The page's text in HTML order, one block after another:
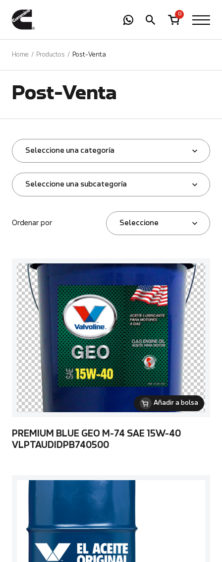
0
Home Productos Post-Venta
Post-Venta
Seleccione una categoría
Seleccione una subcategoría
Ordenar por Seleccione
Añadir a bolsa
PREMIUM BLUE GEO M-74 SAE 15W-40
VLPTAUDIDPB740500